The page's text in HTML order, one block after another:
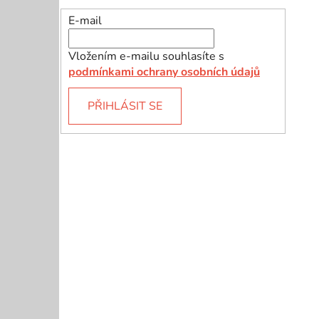
E-mail
Vložením e-mailu souhlasíte s
podmínkami ochrany osobních údajů
PŘIHLÁSIT SE